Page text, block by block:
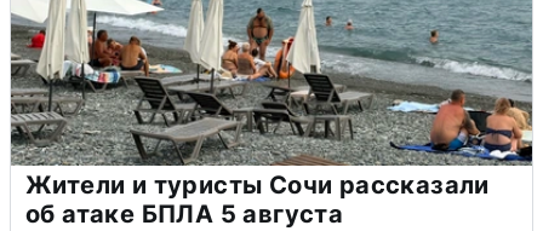
Жители и туристы Сочи рассказали
об атаке БПЛА 5 августа